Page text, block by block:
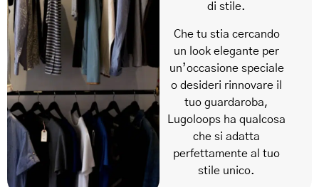
di stile.
Che tu stia cercando
un look elegante per
un’occasione speciale
o desideri rinnovare il
tuo guardaroba,
Lugoloops ha qualcosa
che si adatta
perfettamente al tuo
stile unico.